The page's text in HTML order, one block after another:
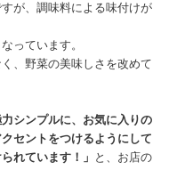
が、調味料による味付けが
っています。
、野菜の美味しさを改めて
シンプルに、お気に入りの
セントをつけるようにして
れています！」 と、お店の